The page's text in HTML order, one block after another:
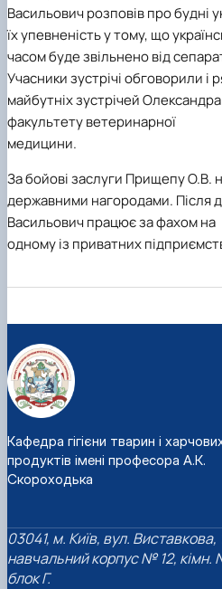
Васильович розповів про будні
їх упевненість у тому, що
часом буде звільнено від
Учасники зустрічі обговорили
майбутніх зустрічей
факультету ветеринарної
медицини.
За бойові заслуги Прищепу О.В.
державними нагородами. Після
Васильович працює за фахом на
одному із приватних
Кафедра гігієни тварин і
продуктів імені професора А.К.
Скороходька
03041, м. Київ, вул. Виставкова,
навчальний корпус № 12,
блок Г.